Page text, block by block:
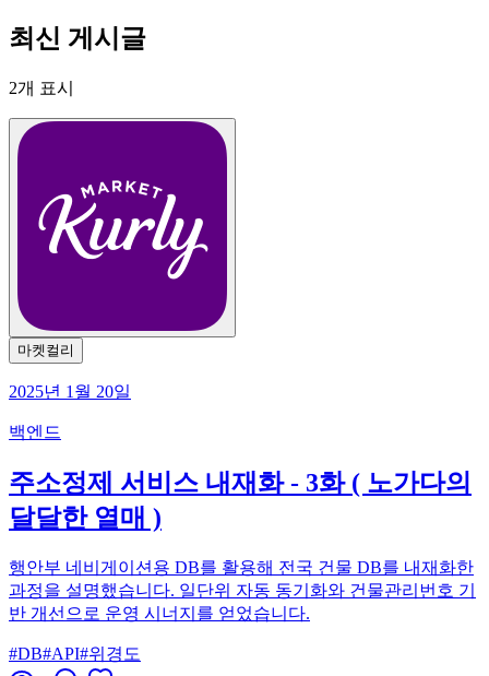
최신 게시글
2개 표시
마켓컬리
2025년 1월 20일
백엔드
주소정제 서비스 내재화 - 3화 ( 노가다의
달달한 열매 )
행안부 네비게이션용 DB를 활용해 전국 건물 DB를 내재화한
과정을 설명했습니다. 일단위 자동 동기화와 건물관리번호 기
반 개선으로 운영 시너지를 얻었습니다.
#DB#API#위경도